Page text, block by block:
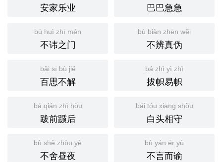
安家乐业 巴巴急急
bù huì zhī mén
不讳之门
bù biàn zhēn wěi
不辨真伪
bǎi sī bù jiě
百思不解
bá zhì yì zhì
拔帜易帜
bá qián zhì hòu
跋前踬后
bái tóu xiāng shǒu
白头相守
bù shě zhòu yè
不舍昼夜
bù yán ér yù
不言而谕